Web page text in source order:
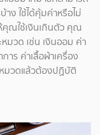
บ้าง ใช้ได้คุ้มค่าหรือไม่
คุณใช้เงินเกินตัว คุณ
มวด เช่น เงินออม ค่า
ร ค่าเสื้อผ้าเครื่อง
มวดแล้วต้องปฏิบัติ